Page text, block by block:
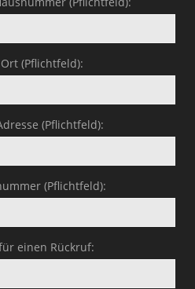
(Pflichtfeld):
(Pflichtfeld):
(Pflichtfeld):
einen Rückruf: